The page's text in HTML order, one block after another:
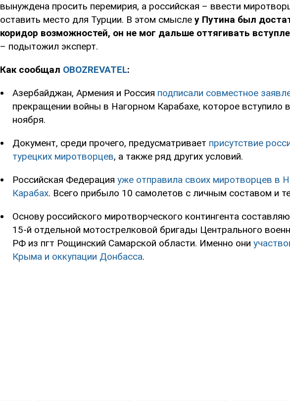
вынуждена просить перемирия, а российская – ввести
оставить место для Турции. В этом смысле у Путина был
коридор возможностей, он не мог дальше оттягивать
– подытожил эксперт.
Как сообщал OBOZREVATEL:
Азербайджан, Армения и Россия подписали совместное
прекращении войны в Нагорном Карабахе, которое вступило
ноября.
Документ, среди прочего, предусматривает присутствие
турецких миротворцев, а также ряд других условий.
Российская Федерация уже отправила своих миротворцев в
Карабах. Всего прибыло 10 самолетов с личным составом и
Основу российского миротворческого контингента
15-й отдельной мотострелковой бригады Центрального
РФ из пгт Рощинский Самарской области. Именно они
Крыма и оккупации Донбасса.